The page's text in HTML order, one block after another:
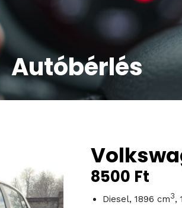
Autóbérlés
8500 Ft
Diesel, 1896 cm3,